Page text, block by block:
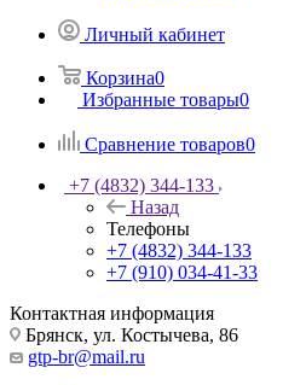
Личный кабинет
Корзина0
Избранные товары0
Сравнение товаров0
+7 (4832) 344-133
Назад
Телефоны
+7 (4832) 344-133
+7 (910) 034-41-33
Контактная информация
Брянск, ул. Костычева, 86
gtp-br@mail.ru